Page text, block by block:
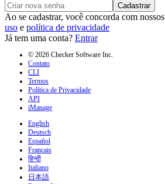
Cadastrar
Ao se cadastrar, você concorda com nossos
uso e política de privacidade
Já tem uma conta? Entrar
© 2026 Checker Software Inc.
Contato
CLI
Termos
Política de Privacidade
API
iManage
English
Deutsch
Español
Français
हिन्दी
Italiano
日本語